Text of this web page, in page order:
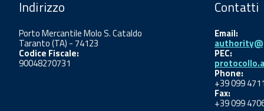
Indirizzo
Porto Mercantile Molo S. Cataldo
Taranto (TA) - 74123
Codice Fiscale:
90048270731
Contatti
Email:
PEC:
Phone:
+39 099
Fax:
+39 099